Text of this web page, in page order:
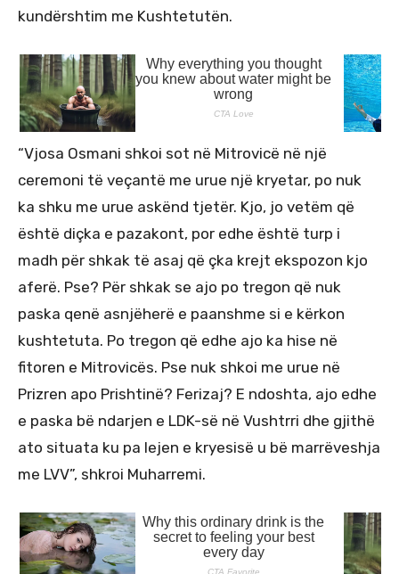
kundërshtim me Kushtetutën.
“Vjosa Osmani shkoi sot në Mitrovicë në një
ceremoni të veçantë me urue një kryetar, po nuk
ka shku me urue askënd tjetër. Kjo, jo vetëm që
është diçka e pazakont, por edhe është turp i
madh për shkak të asaj që çka krejt ekspozon kjo
aferë. Pse? Për shkak se ajo po tregon që nuk
paska qenë asnjëherë e paanshme si e kërkon
kushtetuta. Po tregon që edhe ajo ka hise në
fitoren e Mitrovicës. Pse nuk shkoi me urue në
Prizren apo Prishtinë? Ferizaj? E ndoshta, ajo edhe
e paska bë ndarjen e LDK-së në Vushtrri dhe gjithë
ato situata ku pa lejen e kryesisë u bë marrëveshja
me LVV”, shkroi Muharremi.